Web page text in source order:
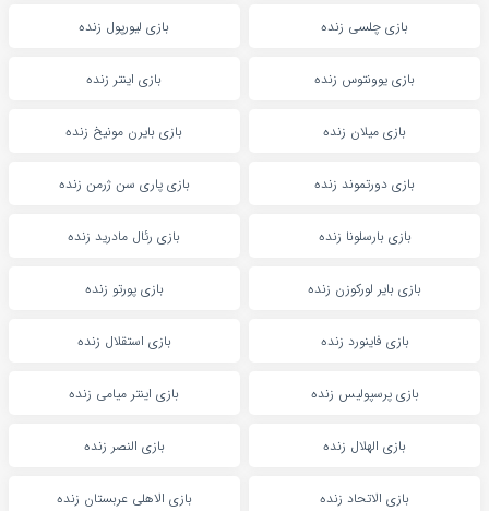
بازی چلسی زنده بازی لیورپول زنده
بازی یوونتوس زنده بازی اینتر زنده
بازی میلان زنده بازی بایرن مونیخ زنده
بازی دورتموند زنده بازی پاری سن ژرمن زنده
بازی بارسلونا زنده بازی رئال مادرید زنده
بازی بایر لورکوزن زنده بازی پورتو زنده
بازی فاینورد زنده بازی استقلال زنده
بازی پرسپولیس زنده بازی اینتر میامی زنده
بازی الهلال زنده بازی النصر زنده
بازی الاتحاد زنده بازی الاهلی عربستان زنده